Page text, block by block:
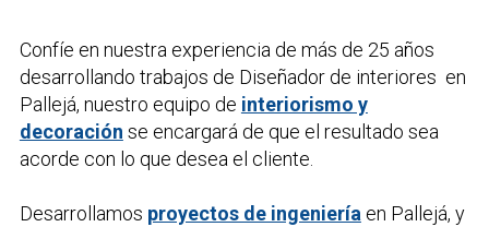
Confíe en nuestra experiencia de más de 25 años
desarrollando trabajos de Diseñador de interiores en
Pallejá, nuestro equipo de interiorismo y
decoración se encargará de que el resultado sea
acorde con lo que desea el cliente.
Desarrollamos proyectos de ingeniería en Pallejá, y